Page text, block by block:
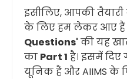
इसीलिए, आपकी
के लिए हम लेकर आए हैं
Questions' की यह
का Part 1 है। इसमें दिए
यूनिक हैं और AIIMS के